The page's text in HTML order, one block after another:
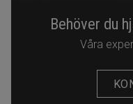
Behöver du
Våra